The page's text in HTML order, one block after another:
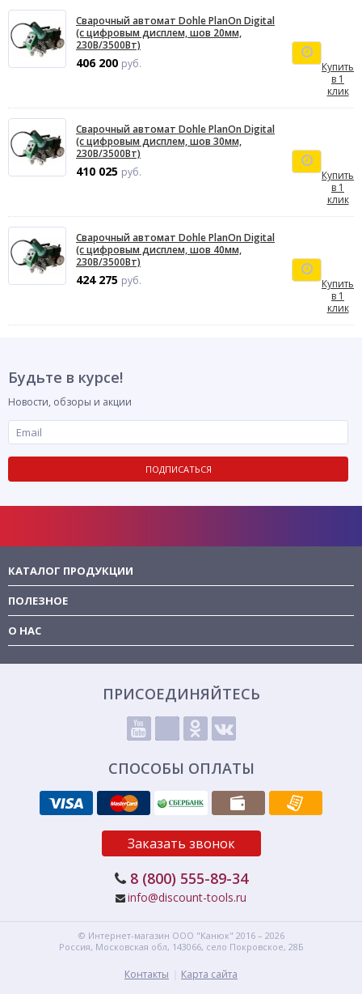
Сварочный автомат Dohle PlanOn Digital
(с цифровым дисплем, шов 20мм,
230В/3500Вт)
406 200 руб.
Купить
в 1
клик
Сварочный автомат Dohle PlanOn Digital
(с цифровым дисплем, шов 30мм,
230В/3500Вт)
410 025 руб.
Купить
в 1
клик
Сварочный автомат Dohle PlanOn Digital
(с цифровым дисплем, шов 40мм,
230В/3500Вт)
424 275 руб.
Купить
в 1
клик
Будьте в курсе!
Новости, обзоры и акции
ПОДПИСАТЬСЯ
КАТАЛОГ ПРОДУКЦИИ
ПОЛЕЗНОЕ
О НАС
ПРИСОЕДИНЯЙТЕСЬ
СПОСОБЫ ОПЛАТЫ
Заказать звонок
8 (800) 555-89-34
info@discount-tools.ru
© Интернет-магазин ООО "Канюк" 2016 – 2026
Россия, Московская обл, 143066, село Покровское, 28Б
Контакты Карта сайта